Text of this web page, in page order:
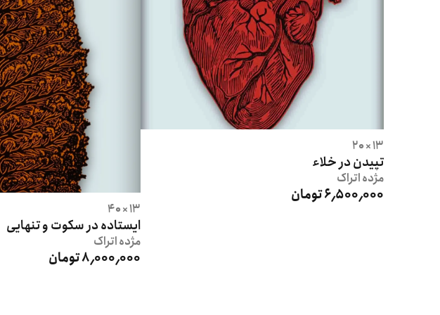
13 × 20
تپیدن در خلاء
مژدهاتراک
6٬500٬000 تومان
13 × 40
ایستاده در سکوت و تنهایی
مژدهاتراک
8٬000٬000 تومان